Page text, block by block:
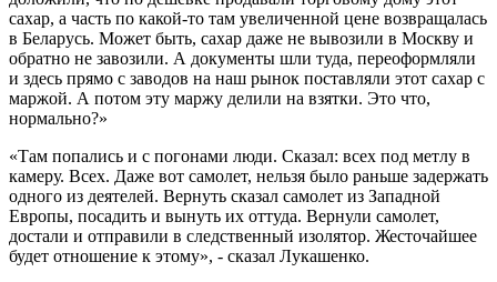
сахар, а часть по какой-то там увеличенной цене возвращалась
в Беларусь. Может быть, сахар даже не вывозили в Москву и
обратно не завозили. А документы шли туда, переоформляли
и здесь прямо с заводов на наш рынок поставляли этот сахар с
маржой. А потом эту маржу делили на взятки. Это что,
нормально?»
«Там попались и с погонами люди. Сказал: всех под метлу в
камеру. Всех. Даже вот самолет, нельзя было раньше задержать
одного из деятелей. Вернуть сказал самолет из Западной
Европы, посадить и вынуть их оттуда. Вернули самолет,
достали и отправили в следственный изолятор. Жесточайшее
будет отношение к этому», - сказал Лукашенко.